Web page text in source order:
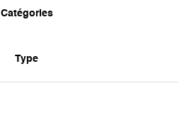
Catégories
Type